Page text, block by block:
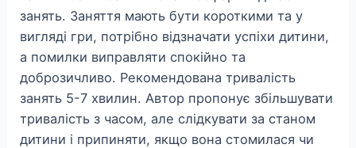
занять. Заняття мають бути короткими та у
вигляді гри, потрібно відзначати успіхи дитини,
а помилки виправляти спокійно та
доброзичливо. Рекомендована тривалість
занять 5-7 хвилин. Автор пропонує збільшувати
тривалість з часом, але слідкувати за станом
дитини і припиняти, якщо вона стомилася чи